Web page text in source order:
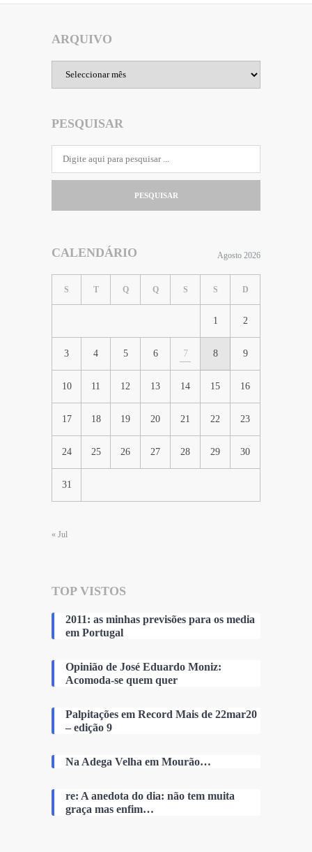
ARQUIVO
PESQUISAR
PESQUISAR
CALENDÁRIO Agosto 2026
S T Q Q S S D
1 2
3 4 5 6 7 8 9
10 11 12 13 14 15 16
17 18 19 20 21 22 23
24 25 26 27 28 29 30
31
« Jul
TOP VISTOS
2011: as minhas previsões para os media
em Portugal
Opinião de José Eduardo Moniz:
Acomoda-se quem quer
Palpitações em Record Mais de 22mar20
– edição 9
Na Adega Velha em Mourão…
re: A anedota do dia: não tem muita
graça mas enfim…